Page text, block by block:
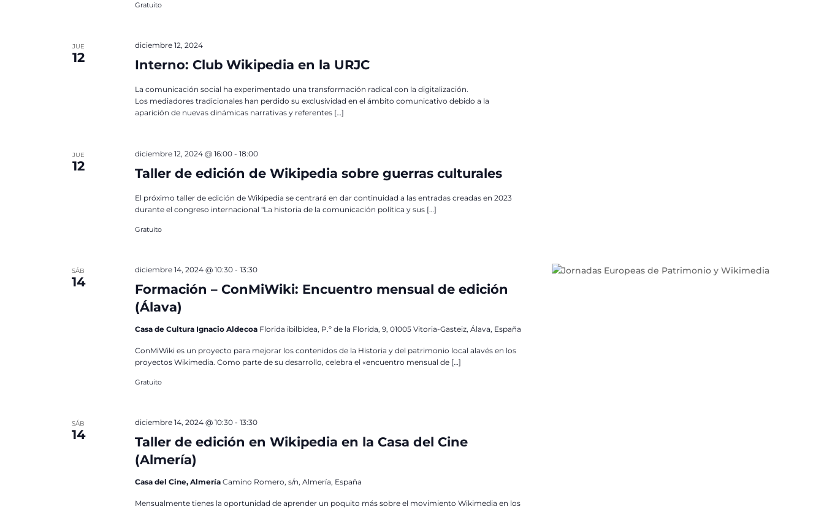
Gratuito
JUE
12 Interno: Club Wikipedia en la URJC
diciembre 12, 2024
La comunicación social ha experimentado una transformación radical con la digitalización.
Los mediadores tradicionales han perdido su exclusividad en el ámbito comunicativo debido a la
aparición de nuevas dinámicas narrativas y referentes […]
JUE
12 Taller de edición de Wikipedia sobre guerras culturales
diciembre 12, 2024 @ 16:00- 18:00
El próximo taller de edición de Wikipedia se centrará en dar continuidad a las entradas creadas en 2023
durante el congreso internacional "La historia de la comunicación política y sus […]
Gratuito
SÁB
14
Formación – ConMiWiki: Encuentro mensual de edición
(Álava)
diciembre 14, 2024 @ 10:30- 13:30
Casa de Cultura Ignacio Aldecoa Florida ibilbidea, P.º de la Florida, 9, 01005 Vitoria-Gasteiz, Álava, España
ConMiWiki es un proyecto para mejorar los contenidos de la Historia y del patrimonio local alavés en los
proyectos Wikimedia. Como parte de su desarrollo, celebra el «encuentro mensual de […]
Gratuito
SÁB
14
Taller de edición en Wikipedia en la Casa del Cine
(Almería)
diciembre 14, 2024 @ 10:30- 13:30
Casa del Cine, Almería Camino Romero, s/n, Almería, España
Mensualmente tienes la oportunidad de aprender un poquito más sobre el movimiento Wikimedia en los